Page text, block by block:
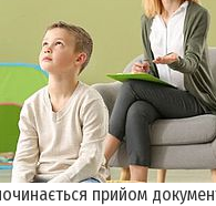
прийом